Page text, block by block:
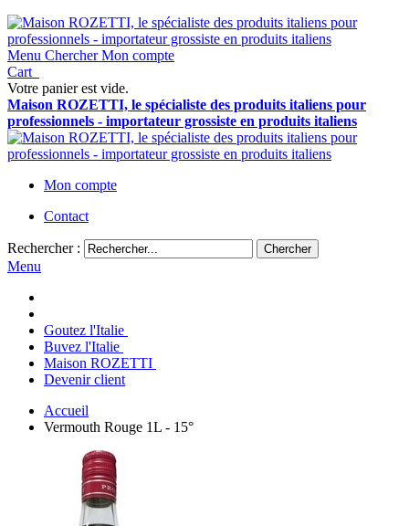
Menu Chercher Mon compte
Cart
Votre panier est vide.
Maison ROZETTI, le spécialiste des produits italiens pour
professionnels - importateur grossiste en produits italiens
Mon compte
Contact
Rechercher : Chercher
Menu
Goutez l'Italie
Buvez l'Italie
Maison ROZETTI
Devenir client
Accueil
Vermouth Rouge 1L - 15°